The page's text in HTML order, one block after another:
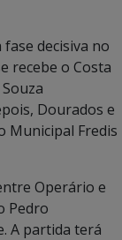
decisiva no
recebe o Costa
Dourados e
Municipal Fredis
Operário e
Pedro
A partida terá